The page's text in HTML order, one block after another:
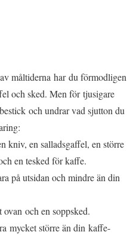
måltiderna har du förmodligen
och sked. Men för tjusigare
och undrar vad sjutton du
kniv, en salladsgaffel, en större
en tesked för kaffe.
på utsidan och mindre än din
och en soppsked.
mycket större än din kaffe-